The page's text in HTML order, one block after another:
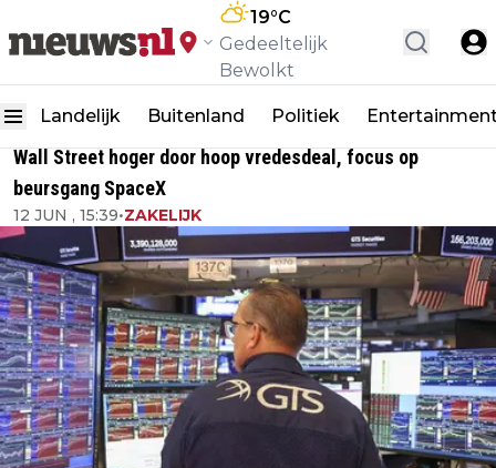
19°C
Gedeeltelijk
Bewolkt
Landelijk Buitenland Politiek
Wall Street hoger door hoop vredesdeal, focus op
beursgang SpaceX
12 JUN , 15:39•ZAKELIJK